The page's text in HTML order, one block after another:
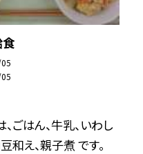
食
ごはん、牛乳、いわし
和え、親子煮 です。